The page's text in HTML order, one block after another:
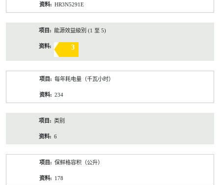
HR3N5291E
能源效益級別 (1 至 5)
3
每年耗电量（千瓦小时）
234
类别
6
保鲜格容积（公升）
178